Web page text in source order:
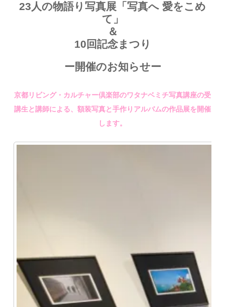
23人の物語り写真展「写真へ 愛をこめ
て」
＆
10回記念まつり
ー開催のお知らせー
京都リビング・カルチャー倶楽部のワタナベミチ写真講座の受
講生と講師による、額装写真と手作りアルバムの作品展を開催
します。